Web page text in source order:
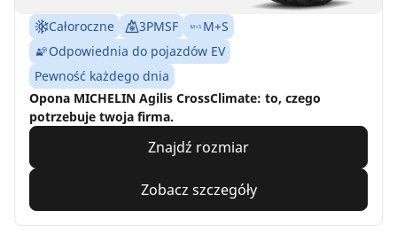
Całoroczne 3PMSF
M+S
Odpowiednia do pojazdów EV
Pewność każdego dnia
Opona MICHELIN Agilis CrossClimate: to, czego
potrzebuje twoja firma.
Znajdź rozmiar
Zobacz szczegóły